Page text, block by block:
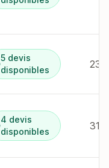
5 devis
disponibles
23
4 devis
disponibles
314